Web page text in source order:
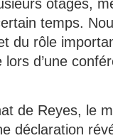
otages,
temps.
du rôle
d’une
de Reyes, le
déclaration